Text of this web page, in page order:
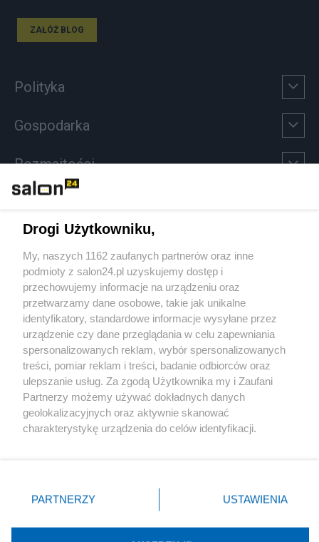
ZAŁÓŻ BLOG
Polityka
Gospodarka
Rozmaitości
Sport
Społeczeństwo
Kultura
X Facebook Instagram Youtube
Drogi Użytkowniku,
My, naszych 1162 zaufanych partnerów oraz inne
podmioty z salon24.pl uzyskujemy dostęp i
przechowujemy informacje na urządzeniu oraz
przetwarzamy dane osobowe, takie jak unikalne
identyfikatory, standardowe informacje wysyłane przez
urządzenie czy dane przeglądania w celu zapewniania
spersonalizowanych reklam, wybór spersonalizowanych
treści, pomiar reklam i treści, badanie odbiorców oraz
ulepszanie usług. Za zgodą Użytkownika my i Zaufani
Partnerzy możemy używać dokładnych danych
geolokalizacyjnych oraz aktywnie skanować
charakterystykę urządzenia do celów identyfikacji.
zmienić/wycofać klikając przycisk ustawień prywatności
znajdujący się w lewym dolnym rogu strony
rodzaje przetwarzania danych nie wymagają zgody
PARTNERZY USTAWIENIA